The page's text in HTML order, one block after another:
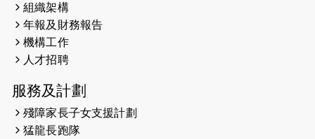
2026-05-22
2026-05-21
2026-05-14
（19:00開始）
組織架構
年報及財務報告
機構工作
人才招聘
服務及計劃
殘障家長子女支援計劃
猛龍長跑隊